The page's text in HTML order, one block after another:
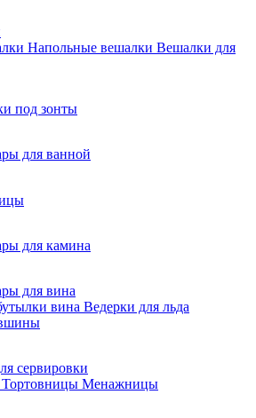
Напольные вешалки Вешалки для
под зонты
для ванной
для камина
для вина
вина Ведерки для льда
сервировки
Тортовницы Менажницы